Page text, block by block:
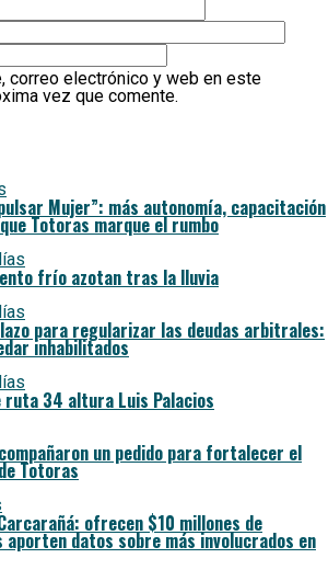
correo electrónico y web en este
vez que comente.
Mujer”: más autonomía, capacitación
Totoras marque el rumbo
frío azotan tras la lluvia
para regularizar las deudas arbitrales:
inhabilitados
34 altura Luis Palacios
un pedido para fortalecer el
Totoras
ofrecen $10 millones de
aporten datos sobre más involucrados en